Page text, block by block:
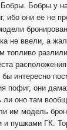
Бобры. Бобры у
ибо они ее не
не ввели, а
топливо
интересно
пофиг, они
ли оно там
им модель
и пушками ГК.